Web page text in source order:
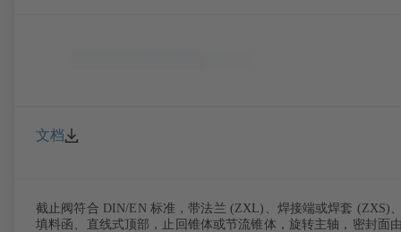
文档
截止阀符合 DIN/EN 标准，带法兰 (ZXL)、焊接端或焊套 (ZXS)
填料函、直线式顶部，止回锥体或节流锥体，旋转主轴，密封面